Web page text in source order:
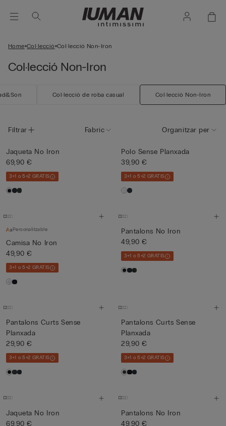
Home Col·lecció Col·lecció Non-Iron
Col·lecció Non-Iron
Col·lecció de roba casual Col·lecció Non-Iron
Filtrar Fabric Organitzar per
Jaqueta No Iron
69,90 €
3+1 o 5+2 GRATIS
Polo Sense Planxada
39,90 €
3+1 o 5+2 GRATIS
Personalitzable
Camisa No Iron
49,90 €
3+1 o 5+2 GRATIS
Pantalons No Iron
49,90 €
3+1 o 5+2 GRATIS
Pantalons Curts Sense
Planxada
29,90 €
3+1 o 5+2 GRATIS
Pantalons Curts Sense
Planxada
29,90 €
3+1 o 5+2 GRATIS
Jaqueta No Iron
69,90 €
Pantalons No Iron
49,90 €